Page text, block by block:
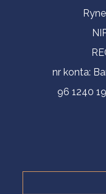
Informacje
nr konta:
96 1240